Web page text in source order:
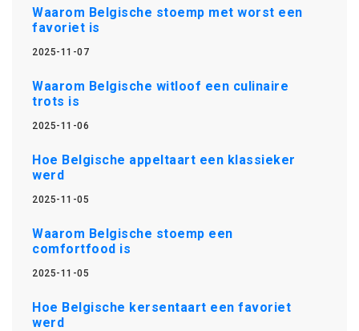
Waarom Belgische stoemp met worst een
favoriet is
2025-11-07
Waarom Belgische witloof een culinaire
trots is
2025-11-06
Hoe Belgische appeltaart een klassieker
werd
2025-11-05
Waarom Belgische stoemp een
comfortfood is
2025-11-05
Hoe Belgische kersentaart een favoriet
werd